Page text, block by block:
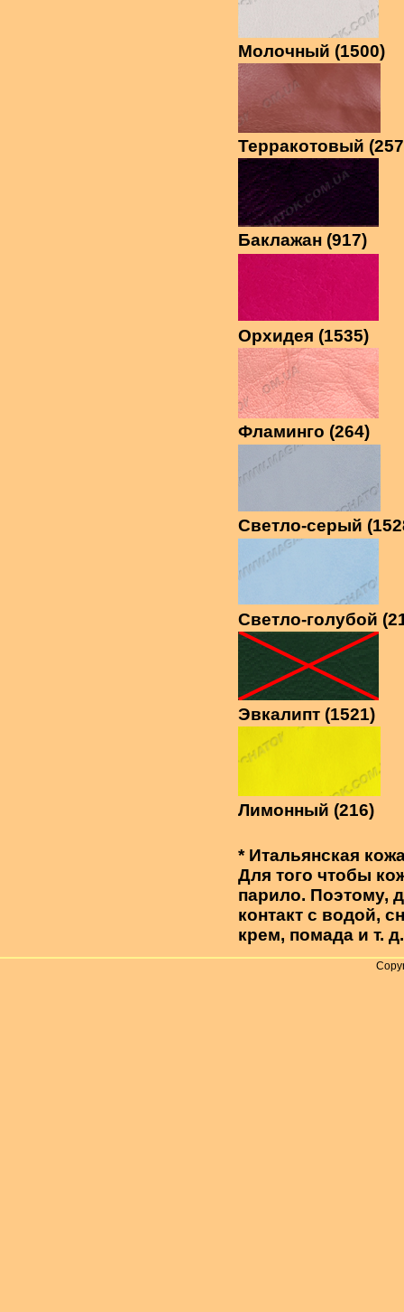
Молочный (1500)
Терракотовый
Баклажан (917)
Орхидея (1535)
Фламинго (264)
Светло-серый
Светло-голубой
Эвкалипт (1521)
Лимонный (216)
* Итальянская
Для того чтобы
парило. Поэтому,
контакт с водой,
крем, помада и т.